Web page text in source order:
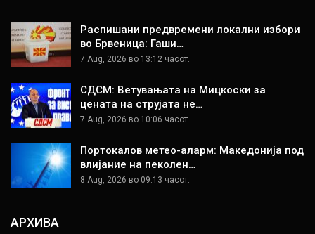
Распишани предвремени локални избори
во Брвеница: Гаши…
7 Aug, 2026 во 13:12 часот.
СДСМ: Ветувањата на Мицкоски за
цената на струјата не…
7 Aug, 2026 во 10:06 часот.
Портокалов метео-аларм: Македонија под
влијание на пеколен…
8 Aug, 2026 во 09:13 часот.
АРХИВА